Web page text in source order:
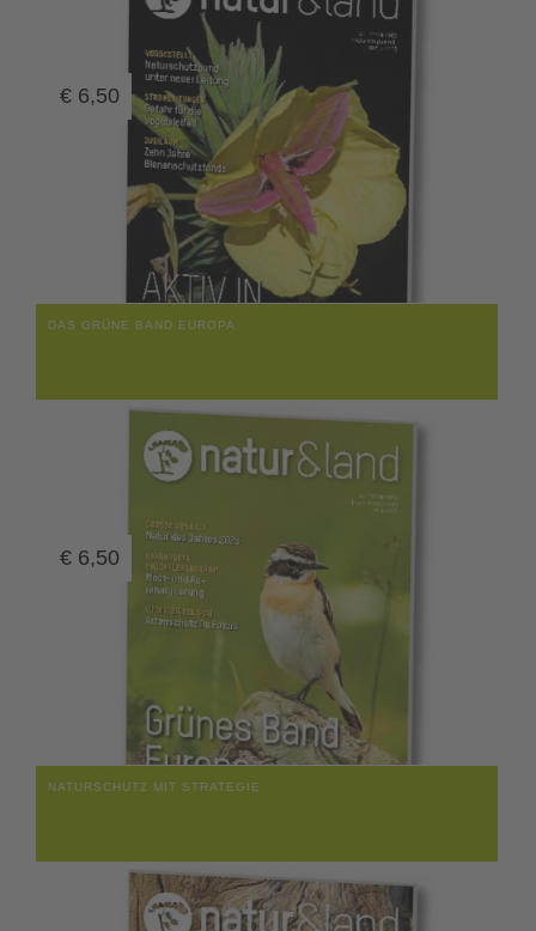
€ 6,50
DAS GRÜNE BAND EUROPA
€ 6,50
NATURSCHUTZ MIT STRATEGIE